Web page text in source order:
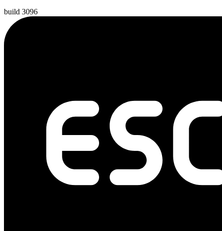
build 3096